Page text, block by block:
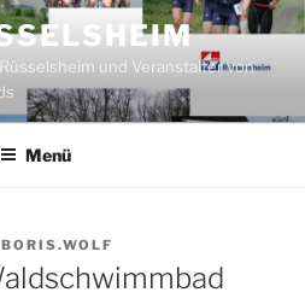
und Veranstalter von
Menü
BORIS.WOLF